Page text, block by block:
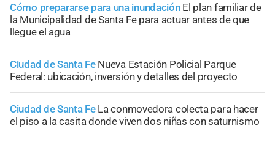
Cómo prepararse para una inundación El plan familiar de
la Municipalidad de Santa Fe para actuar antes de que
llegue el agua
Ciudad de Santa Fe Nueva Estación Policial Parque
Federal: ubicación, inversión y detalles del proyecto
Ciudad de Santa Fe La conmovedora colecta para hacer
el piso a la casita donde viven dos niñas con saturnismo